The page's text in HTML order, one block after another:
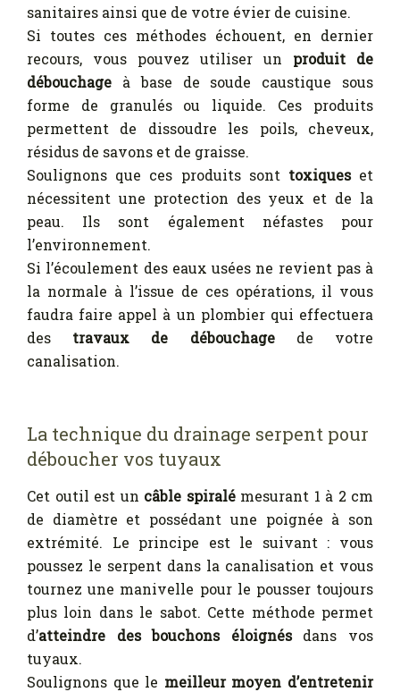
sanitaires ainsi que de votre évier de cuisine.
Si toutes ces méthodes échouent, en dernier
recours, vous pouvez utiliser un produit de
débouchage à base de soude caustique sous
forme de granulés ou liquide. Ces produits
permettent de dissoudre les poils, cheveux,
résidus de savons et de graisse.
Soulignons que ces produits sont toxiqueset
nécessitent une protection des yeux et de la
peau. Ils sont également néfastes pour
l’environnement.
Si l’écoulement des eaux usées ne revient pas à
la normale à l’issue de ces opérations, il vous
faudra faire appel à un plombier qui effectuera
des travaux de débouchagede votre
canalisation.
La technique du drainage serpent pour
déboucher vos tuyaux
Cet outil est un câble spiralémesurant 1 à 2 cm
de diamètre et possédant une poignée à son
extrémité. Le principe est le suivant : vous
poussez le serpent dans la canalisation et vous
tournez une manivelle pour le pousser toujours
plus loin dans le sabot. Cette méthode permet
d’atteindre des bouchons éloignés dans vos
tuyaux.
Soulignons que le meilleur moyen d’entretenir